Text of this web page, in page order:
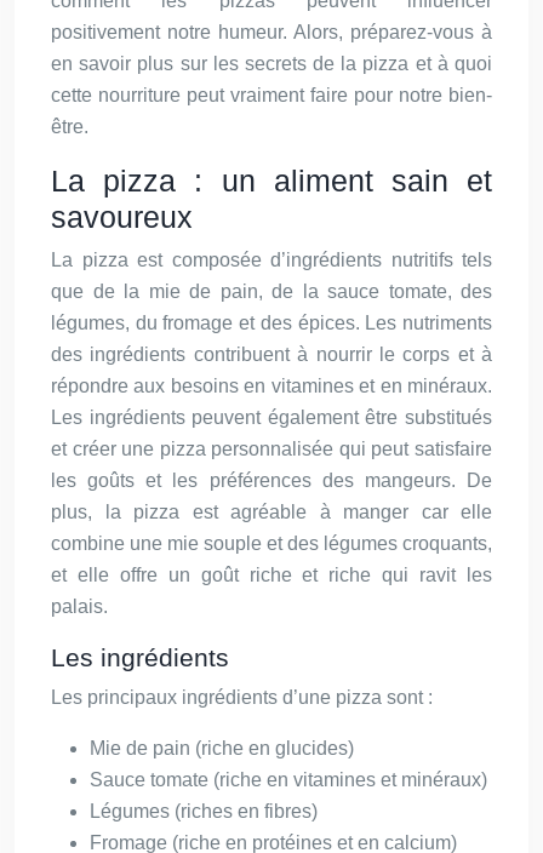
positivement notre humeur. Alors, préparez-vous à
en savoir plus sur les secrets de la pizza et à quoi
cette nourriture peut vraiment faire pour notre bien-
être.
La pizza : un aliment sain et
savoureux
La pizza est composée d’ingrédients nutritifs tels
que de la mie de pain, de la sauce tomate, des
légumes, du fromage et des épices. Les nutriments
des ingrédients contribuent à nourrir le corps et à
répondre aux besoins en vitamines et en minéraux.
Les ingrédients peuvent également être substitués
et créer une pizza personnalisée qui peut satisfaire
les goûts et les préférences des mangeurs. De
plus, la pizza est agréable à manger car elle
combine une mie souple et des légumes croquants,
et elle offre un goût riche et riche qui ravit les
palais.
Les ingrédients
Les principaux ingrédients d’une pizza sont :
Mie de pain (riche en glucides)
Sauce tomate (riche en vitamines et minéraux)
Légumes (riches en fibres)
Fromage (riche en protéines et en calcium)